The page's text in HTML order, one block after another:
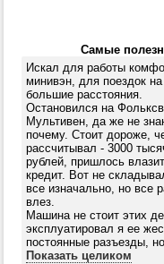
Самые
Искал для работы
минивэн, для поездок на
большие расстояния.
Остановился на
Мультивен, да же не
почему. Стоит дороже,
рассчитывал - 3000
рублей, пришлось
кредит. Вот не
все изначально, но все
влез.
Машина не стоит этих
эксплуатировал я ее
постоянные разъезды,
Показать целиком